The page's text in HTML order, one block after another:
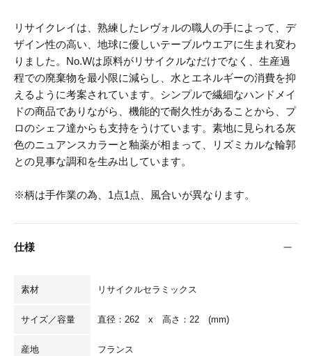
リサイクレイは、熟練したレヴォルの職人の手によって、デ
ザイン性の高い、地球に優しいテーブルウエアに生まれ変わ
りました。No.Wは原料がリサイクルなだけでなく、生産過
程での廃棄物を最小限に減らし、水とエネルギーの消費を抑
えるように考案されています。シンプルで繊細なハンドメイ
ドの商品でありながら、機能的で耐久性があることから、プ
ロのシェフ達からも支持をうけています。素地に見られる灰
色のニュアンスカラーと釉薬が相まって、リズミカルな輪郭
との見事な調和を生み出しています。
※柄は手作業の為、1点1点、風合いが異なります。
仕様
素材 リサイクルセラミックス
サイズ／容量 直径：262 x 高さ：22 (mm)
産地 フランス